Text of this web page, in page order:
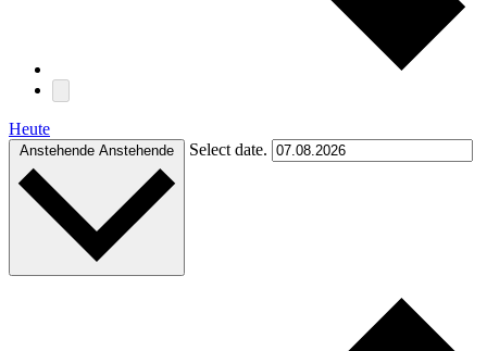
Heute
Anstehende Anstehende Select date.